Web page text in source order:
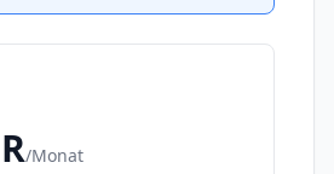
/Monat